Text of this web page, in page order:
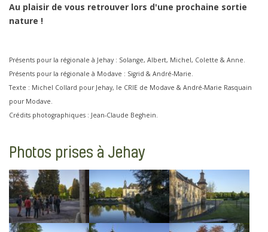
Au plaisir de vous retrouver lors d'une prochaine sortie
nature !
Présents pour la régionale à Jehay : Solange, Albert, Michel, Colette & Anne.
Présents pour la régionale à Modave : Sigrid & André-Marie.
Texte : Michel Collard pour Jehay, le CRIE de Modave & André-Marie Rasquain
pour Modave.
Crédits photographiques : Jean-Claude Beghein.
Photos prises à Jehay